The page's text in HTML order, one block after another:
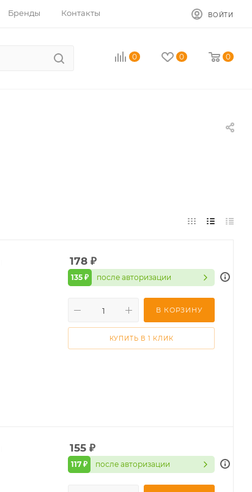
Бренды Контакты ВОЙТИ
0 0 0
178 ₽
135 ₽ после авторизации
В КОРЗИНУ
КУПИТЬ В 1 КЛИК
155 ₽
117 ₽ после авторизации